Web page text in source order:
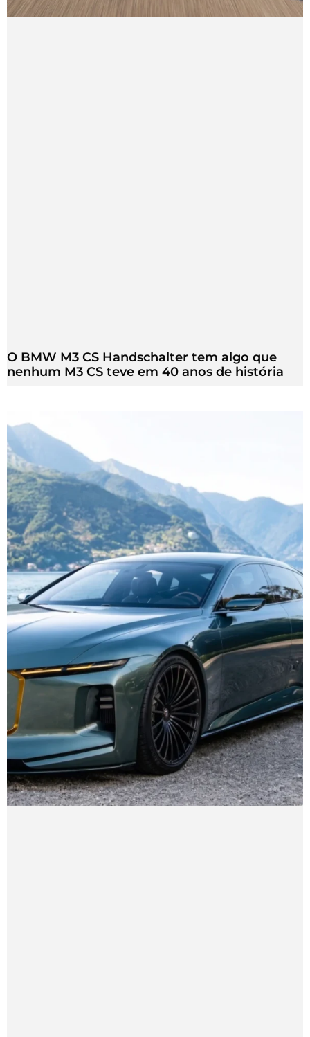
O BMW M3 CS Handschalter tem algo que
nenhum M3 CS teve em 40 anos de história